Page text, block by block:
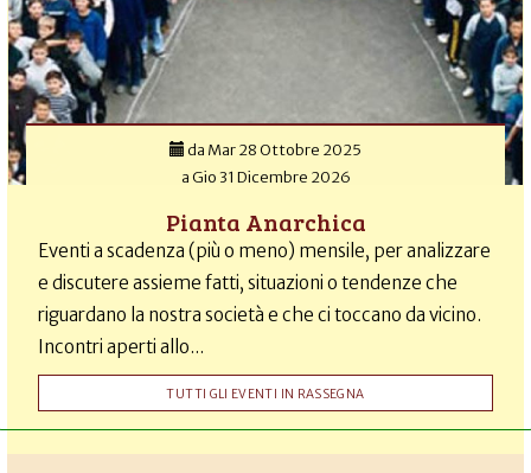
da Mar 28 Ottobre 2025
aGio 31 Dicembre 2026
Pianta Anarchica
Eventi a scadenza (più o meno) mensile, per analizzare
e discutere assieme fatti, situazioni o tendenze che
riguardano la nostra società e che ci toccano da vicino.
Incontri aperti allo...
TUTTI GLI EVENTI IN RASSEGNA